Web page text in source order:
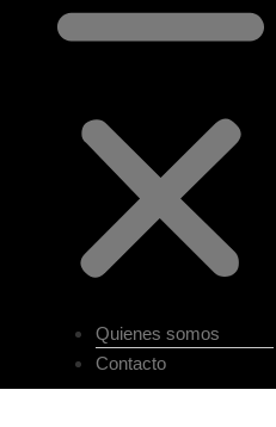
Quienes somos
Contacto